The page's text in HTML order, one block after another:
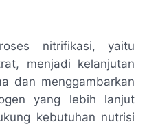
nitrifikasi, yaitu
menjadi kelanjutan
dan menggambarkan
yang lebih lanjut
kebutuhan nutrisi